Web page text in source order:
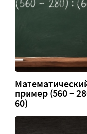
пример (560 −
60)